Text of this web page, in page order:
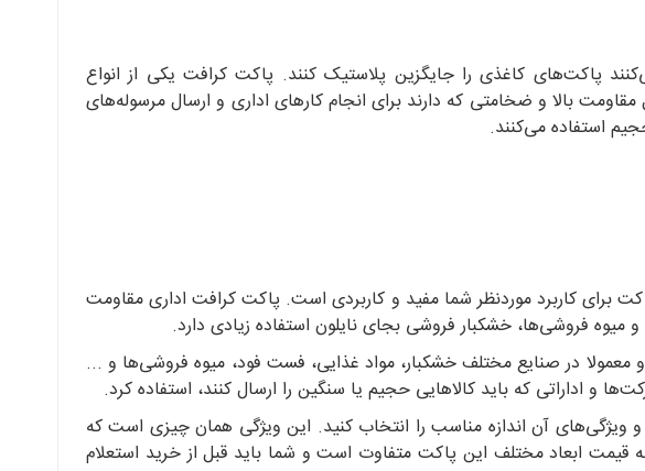
پاکت‌های کاغذی را جایگزین پلاستیک کنند. پاکت کرافت یکی از انواع
بالا و ضخامتی که دارند برای انجام کارهای اداری و ارسال مرسوله‌های
استفاده می‌کنند.
برای کاربرد موردنظر شما مفید و کاربردی است. پاکت کرافت اداری مقاومت
فروشی‌ها، خشکبار فروشی بجای نایلون استفاده زیادی دارد.
معمولا در صنایع مختلف خشکبار، مواد غذایی‌، فست فود‌، میوه فروشی‌ها و ...
و اداراتی که باید کالاهایی حجیم یا سنگین را ارسال کنند، استفاده کرد.
ویژگی‌های آن اندازه مناسب را انتخاب کنید. این ویژگی همان چیزی است که
قیمت ابعاد مختلف این پاکت متفاوت است و شما باید قبل از خرید استعلام